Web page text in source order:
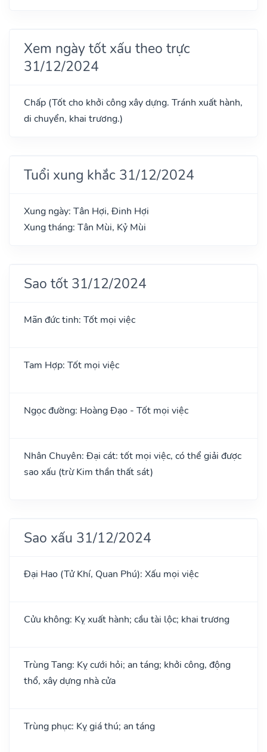
Xem ngày tốt xấu theo trực
31/12/2024
Chấp (Tốt cho khởi công xây dựng. Tránh xuất hành,
di chuyển, khai trương.)
Tuổi xung khắc 31/12/2024
Xung ngày: Tân Hợi, Đinh Hợi
Xung tháng: Tân Mùi, Kỷ Mùi
Sao tốt 31/12/2024
Mãn đức tinh: Tốt mọi việc
Tam Hợp: Tốt mọi việc
Ngọc đường: Hoàng Đạo - Tốt mọi việc
Nhân Chuyên: Đại cát: tốt mọi việc, có thể giải được
sao xấu (trừ Kim thần thất sát)
Sao xấu 31/12/2024
Đại Hao (Tử Khí, Quan Phú): Xấu mọi việc
Cửu không: Kỵ xuất hành; cầu tài lộc; khai trương
Trùng Tang: Kỵ cưới hỏi; an táng; khởi công, động
thổ, xây dựng nhà cửa
Trùng phục: Kỵ giá thú; an táng